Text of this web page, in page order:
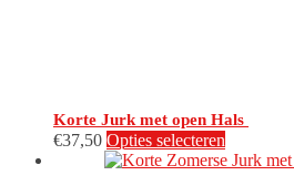
Korte Jurk met open Hals
€37,50 Opties selecteren
product